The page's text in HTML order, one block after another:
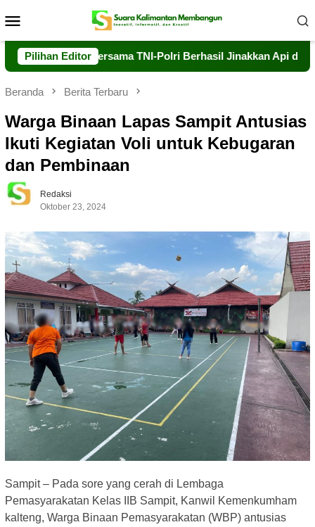
ke
Mobile
Pilihan Editor
Bersama TNI-Polri Berhasil Jinakkan Api di Timpah
Beranda Berita Terbaru
Warga Binaan Lapas Sampit Antusias
Ikuti Kegiatan Voli untuk Kebugaran
dan Pembinaan
Redaksi
Oktober 23, 2024
Sampit – Pada sore yang cerah di Lembaga
Pemasyarakatan Kelas IIB Sampit, Kanwil Kemenkumham
kalteng, Warga Binaan Pemasyarakatan (WBP) antusias